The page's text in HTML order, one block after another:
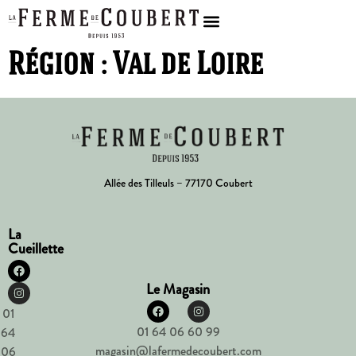
Région : Val de Loire
Allée des Tilleuls – 77170 Coubert
La
Cueillette
01
64
06
Le Magasin
01 64 06 60 99
magasin@lafermedecoubert.com